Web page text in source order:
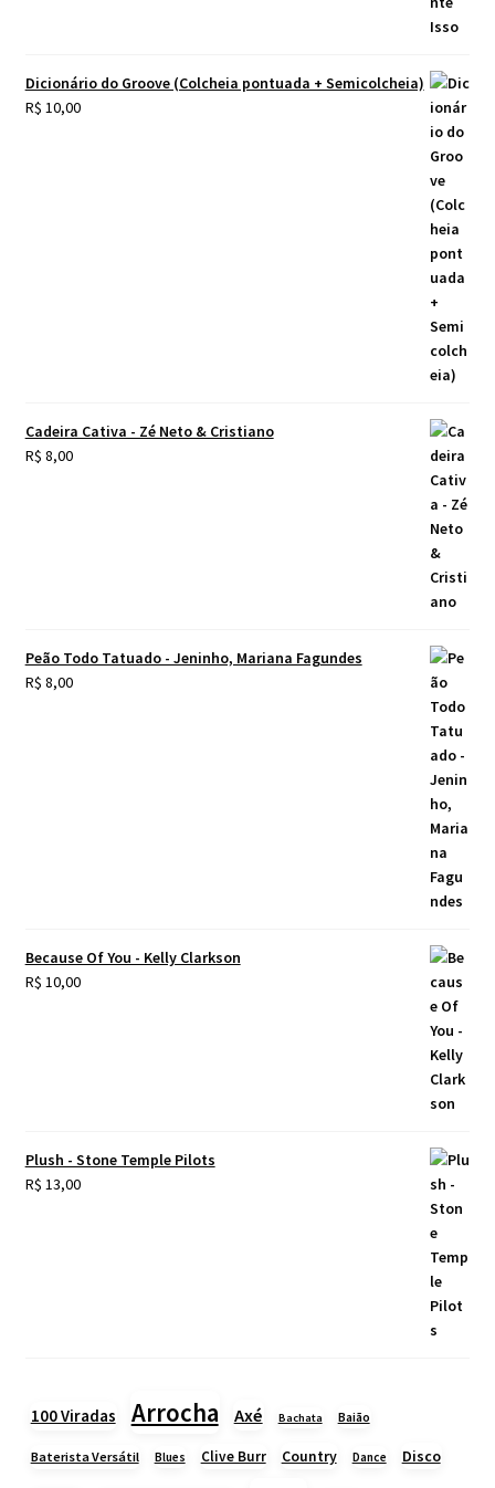
Dicionário do Groove (Colcheia pontuada + Semicolcheia)
R$ 10,00
Cadeira Cativa - Zé Neto & Cristiano
R$ 8,00
Peão Todo Tatuado - Jeninho, Mariana Fagundes
R$ 8,00
Because Of You - Kelly Clarkson
R$ 10,00
Plush - Stone Temple Pilots
R$ 13,00
100 Viradas Arrocha Axé Bachata Baião
Baterista Versátil Blues Clive Burr Country Dance Disco